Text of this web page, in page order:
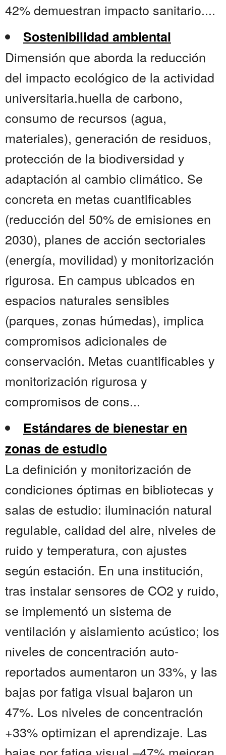
42% demuestran impacto sanitario....
Sostenibilidad ambiental
Dimensión que aborda la reducción
del impacto ecológico de la actividad
universitaria.huella de carbono,
consumo de recursos (agua,
materiales), generación de residuos,
protección de la biodiversidad y
adaptación al cambio climático. Se
concreta en metas cuantificables
(reducción del 50% de emisiones en
2030), planes de acción sectoriales
(energía, movilidad) y monitorización
rigurosa. En campus ubicados en
espacios naturales sensibles
(parques, zonas húmedas), implica
compromisos adicionales de
conservación. Metas cuantificables y
monitorización rigurosa y
compromisos de cons...
Estándares de bienestar en
zonas de estudio
La definición y monitorización de
condiciones óptimas en bibliotecas y
salas de estudio: iluminación natural
regulable, calidad del aire, niveles de
ruido y temperatura, con ajustes
según estación. En una institución,
tras instalar sensores de CO2 y ruido,
se implementó un sistema de
ventilación y aislamiento acústico; los
niveles de concentración auto-
reportados aumentaron un 33%, y las
bajas por fatiga visual bajaron un
47%. Los niveles de concentración
+33% optimizan el aprendizaje. Las